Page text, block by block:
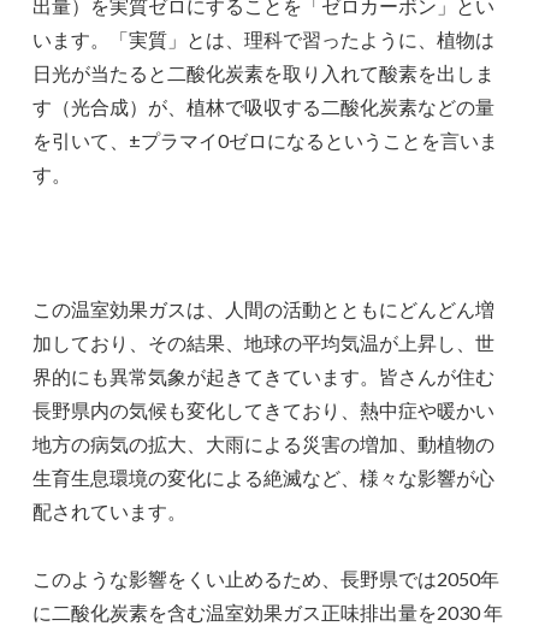
出量）を実質ゼロにすることを「ゼロカーボン」とい
います。「実質」とは、理科で習ったように、植物は
日光が当たると二酸化炭素を取り入れて酸素を出しま
す（光合成）が、植林で吸収する二酸化炭素などの量
を引いて、±プラマイ0ゼロになるということを言いま
す。
この温室効果ガスは、人間の活動とともにどんどん増
加しており、その結果、地球の平均気温が上昇し、世
界的にも異常気象が起きてきています。皆さんが住む
長野県内の気候も変化してきており、熱中症や暖かい
地方の病気の拡大、大雨による災害の増加、動植物の
生育生息環境の変化による絶滅など、様々な影響が心
配されています。
このような影響をくい止めるため、長野県では2050年
に二酸化炭素を含む温室効果ガス正味排出量を2030 年